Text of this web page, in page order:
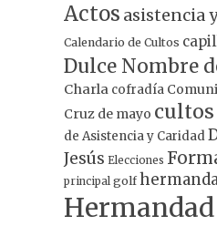
Actos asistencia
Calendario de Cultos
Dulce Nombre
Charla cofradía
Cruz de mayo cultos
de Asistencia y Caridad
Jesús Elecciones
principal golf